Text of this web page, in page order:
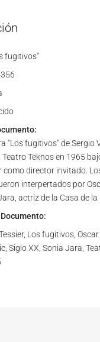
fugitivos"
"Los fugitivos" de Sergio
Teknos en 1965
como director invitado.
interpertados por
actriz de la Casa de
Los fugitivos,
Siglo XX, Sonia Jara,